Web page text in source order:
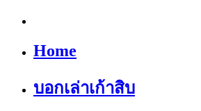
Home
บอกเล่าเก้าสิบ